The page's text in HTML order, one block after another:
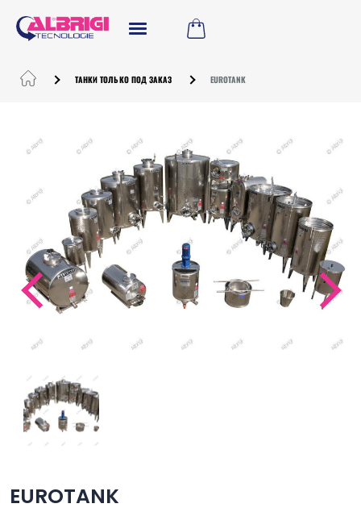
ТАНКИ ТОЛЬКО ПОД ЗАКАЗ EUROTANK
EUROTANK